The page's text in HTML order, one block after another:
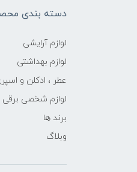
دسته بندی
لوازم آرایشی
لوازم بهداشتی
عطر ، ادکلن و
لوازم شخصی برقی
برند ها
وبلاگ